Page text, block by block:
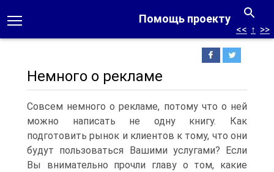
Помощь проекту
<< ↑ >>
Немного о рекламе
Совсем немного о рекламе, потому что о ней
можно написать не одну книгу. Как
подготовить рынок и клиентов к тому, что они
будут пользоваться Вашими услугами? Если
Вы внимательно прочли главу о том, какие